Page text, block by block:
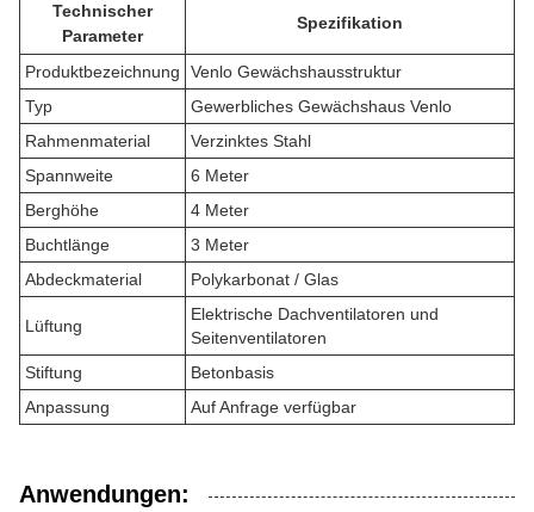
Technischer
Parameter
Spezifikation
Produktbezeichnung
Venlo Gewächshausstruktur
Typ
Gewerbliches Gewächshaus Venlo
Rahmenmaterial
Verzinktes Stahl
Spannweite
6 Meter
Berghöhe
4 Meter
Buchtlänge
3 Meter
Abdeckmaterial
Polykarbonat / Glas
Lüftung
Elektrische Dachventilatoren und
Seitenventilatoren
Stiftung
Betonbasis
Anpassung
Auf Anfrage verfügbar
Anwendungen: